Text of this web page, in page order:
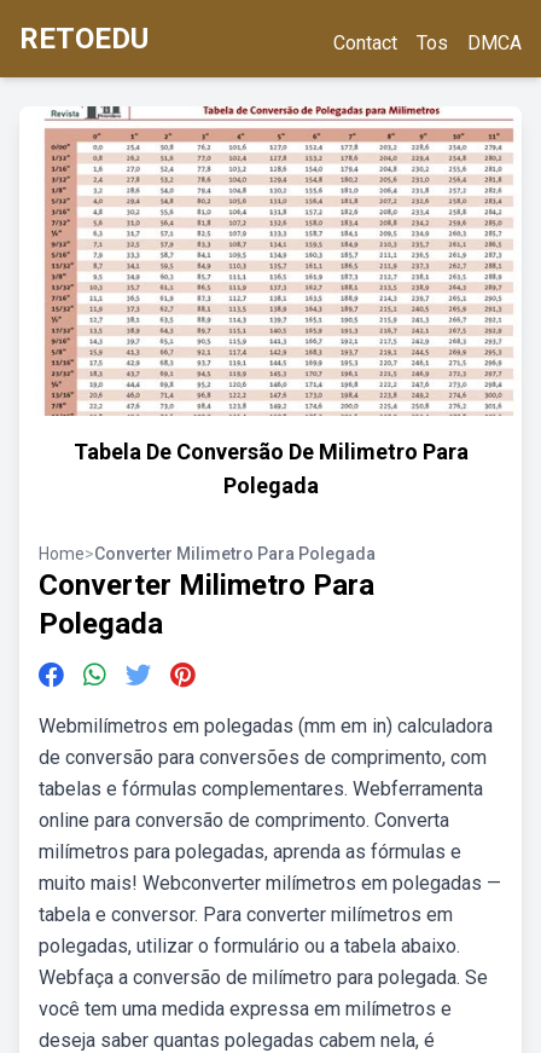
RETOEDU Contact Tos DMCA
Tabela De Conversão De Milimetro Para
Polegada
Home>Converter Milimetro Para Polegada
Converter Milimetro Para
Polegada
Webmilímetros em polegadas (mm em in) calculadora
de conversão para conversões de comprimento, com
tabelas e fórmulas complementares. Webferramenta
online para conversão de comprimento. Converta
milímetros para polegadas, aprenda as fórmulas e
muito mais! Webconverter milímetros em polegadas —
tabela e conversor. Para converter milímetros em
polegadas, utilizar o formulário ou a tabela abaixo.
Webfaça a conversão de milímetro para polegada. Se
você tem uma medida expressa em milímetros e
deseja saber quantas polegadas cabem nela, é